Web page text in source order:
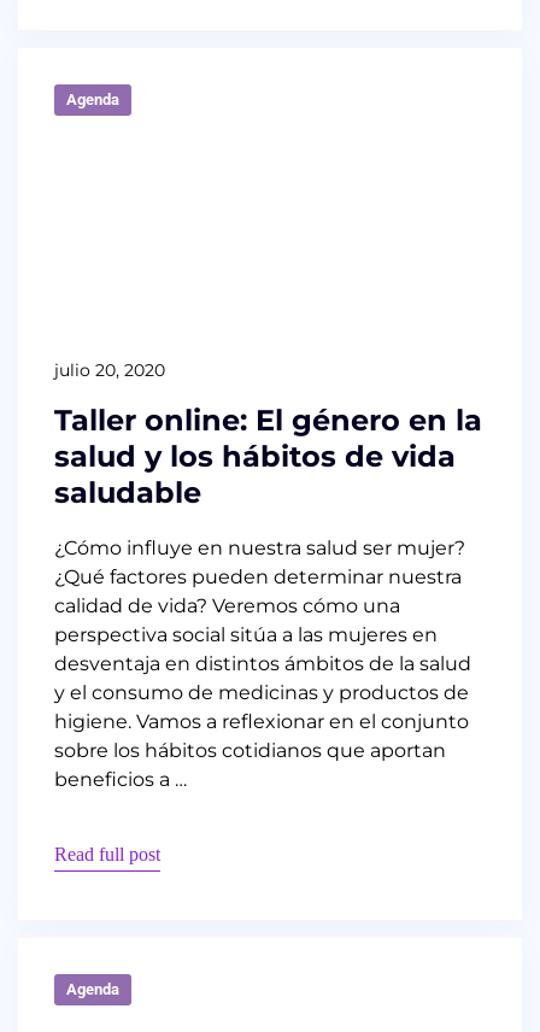
Agenda
julio 20, 2020
Taller online: El género en la
salud y los hábitos de vida
saludable
¿Cómo influye en nuestra salud ser mujer?
¿Qué factores pueden determinar nuestra
calidad de vida? Veremos cómo una
perspectiva social sitúa a las mujeres en
desventaja en distintos ámbitos de la salud
y el consumo de medicinas y productos de
higiene. Vamos a reflexionar en el conjunto
sobre los hábitos cotidianos que aportan
beneficios a …
Read full post
Agenda